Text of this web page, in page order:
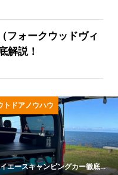
フォークウッドヴィ
解説！
ングカー徹底...
アウトドア用
冬キャンプ